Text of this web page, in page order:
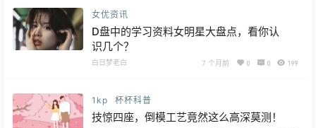
女优资讯
D盘中的学习资料女明星大盘点，看你认
识几个？
白日梦老白 7 个月前 0 0 199
1kp 杯杯科普
技惊四座，倒模工艺竟然这么高深莫测！